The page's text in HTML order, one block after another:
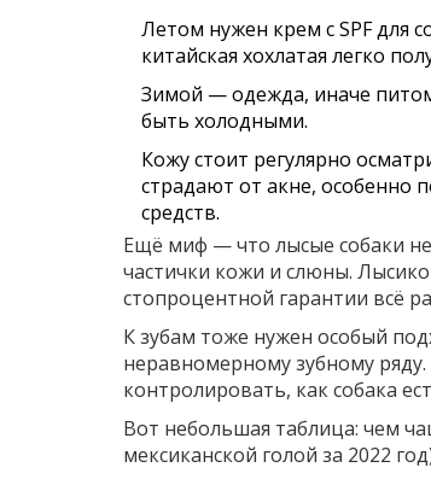
Летом нужен крем с SPF для
китайская хохлатая легко
Зимой — одежда, иначе
быть холодными.
Кожу стоит регулярно
страдают от акне, особенно
средств.
Ещё миф — что лысые собаки
частички кожи и слюны.
стопроцентной гарантии всё
К зубам тоже нужен особый
неравномерному зубному
контролировать, как собака
Вот небольшая таблица: чем
мексиканской голой за 2022